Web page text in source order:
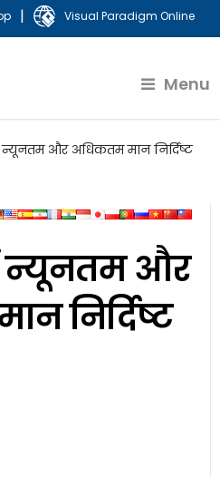
| Visual Paradigm Online
Menu
न्यूनतम और अधिकतम मान निर्दिष्ट
न्यूनतम और
निर्दिष्ट